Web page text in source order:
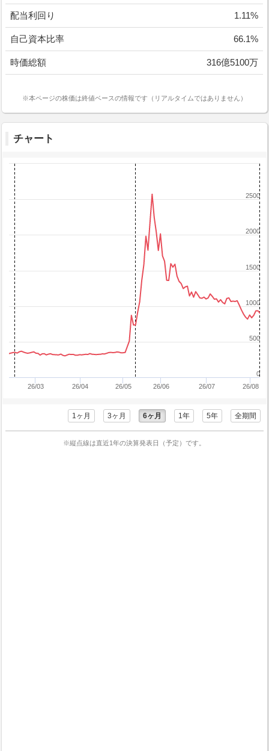
配当利回り 1.11%
自己資本比率 66.1%
時価総額 316億5100万
※本ページの株価は終値ベースの情報です（リアルタイムではありません）
チャート
26/03 26/04 26/05 26/06 26/07 26/08
0
500
1000
1500
2000
2500
1ヶ月 3ヶ月 6ヶ月 1年 5年 全期間
※縦点線は直近1年の決算発表日（予定）です。